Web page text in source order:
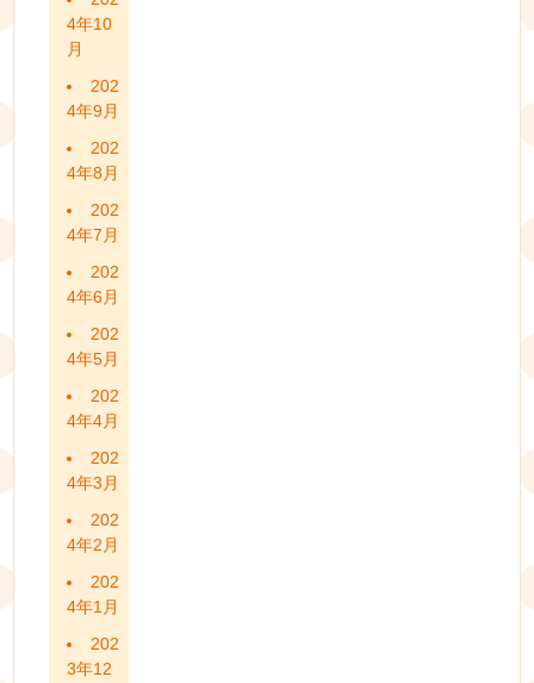
4年10
月
202
4年9月
202
4年8月
202
4年7月
202
4年6月
202
4年5月
202
4年4月
202
4年3月
202
4年2月
202
4年1月
202
3年12